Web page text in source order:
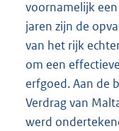
voornamelijk
jaren zijn de
van het rijk
om een
erfgoed. Aan de
Verdrag van
werd